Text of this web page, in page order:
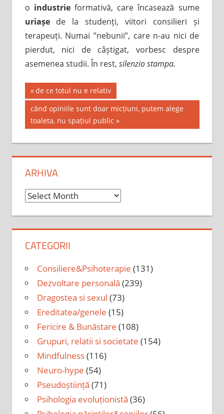
o industrieformativă, care încasează sume
uriașede la studenți, viitori consilieri și
terapeuți. Numai ”nebunii”, care n-au nici de
pierdut, nici de câștigat, vorbesc despre
asemenea studii. În rest, silenzio stampa.
Post
navigation
Previous
Post:
de ce totul nu e relativ
Next
Post:
când opiniile sunt doar micțiuni, putem alege
toaleta, nu spațiul public
ARHIVA
Arhiva
CATEGORII
Consiliere&Psihoterapie (131)
Dezvoltare personală (239)
Dragostea si sexul (73)
Ereditatea/genele (15)
Fericire & Bunăstare (108)
Grupuri, relatii si societate (154)
Mindfulness(116)
Neuro-hype (54)
Pseudoștiință (71)
Psihologia evoluționistă (36)